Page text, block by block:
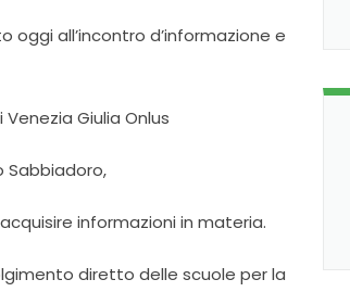
all’incontro d’informazione e
Giulia Onlus
Sabbiadoro,
informazioni in materia.
diretto delle scuole per la